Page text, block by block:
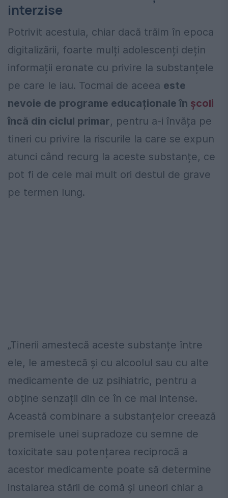
interzise
Potrivit acestuia, chiar dacă trăim în epoca
digitalizării, foarte mulți adolescenți dețin
informații eronate cu privire la substanțele
pe care le iau. Tocmai de aceea este
nevoie de programe educaționale în școli
încă din ciclul primar, pentru a-i învăța pe
tineri cu privire la riscurile la care se expun
atunci când recurg la aceste substanțe, ce
pot fi de cele mai mult ori destul de grave
pe termen lung.
„Tinerii amestecă aceste substanțe între
ele, le amestecă și cu alcoolul sau cu alte
medicamente de uz psihiatric, pentru a
obține senzații din ce în ce mai intense.
Această combinare a substanțelor creează
premisele unei supradoze cu semne de
toxicitate sau potențarea reciprocă a
acestor medicamente poate să determine
instalarea stării de comă și uneori chiar a